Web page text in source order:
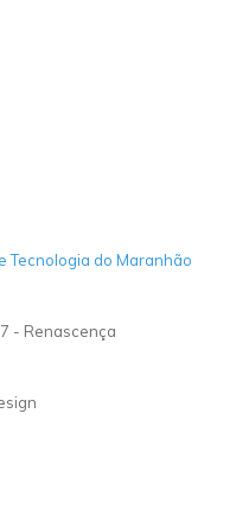
Tecnologia do Maranhão
- Renascença